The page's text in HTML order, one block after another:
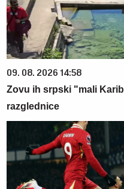
09. 08. 2026 14:58
Zovu ih srpski "mali
razglednice